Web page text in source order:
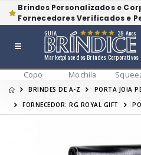
Brindes Personalizados e
Fornecedores Verificados e
Marketplace dos Brindes Corporativos
GUIA 39 Anos
Copo Mochila
BRINDES DE A-Z
PORTA JOIA
FORNECEDOR: RG ROYAL GIFT